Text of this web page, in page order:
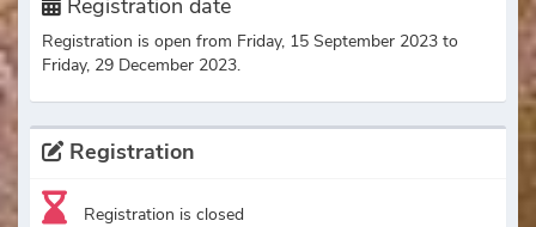
Registration is open from Friday, 15 September 2023 to
Friday, 29 December 2023.
Registration
Registration is closed